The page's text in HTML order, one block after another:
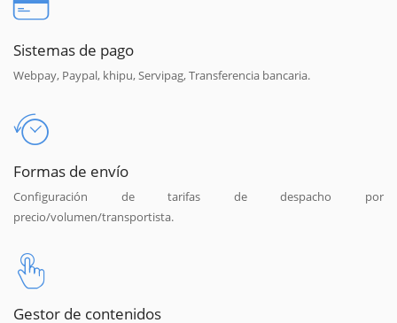
Sistemas de pago
Webpay, Paypal, khipu, Servipag, Transferencia bancaria.
Formas de envío
Configuración de tarifas de despacho por
precio/volumen/transportista.
Gestor de contenidos